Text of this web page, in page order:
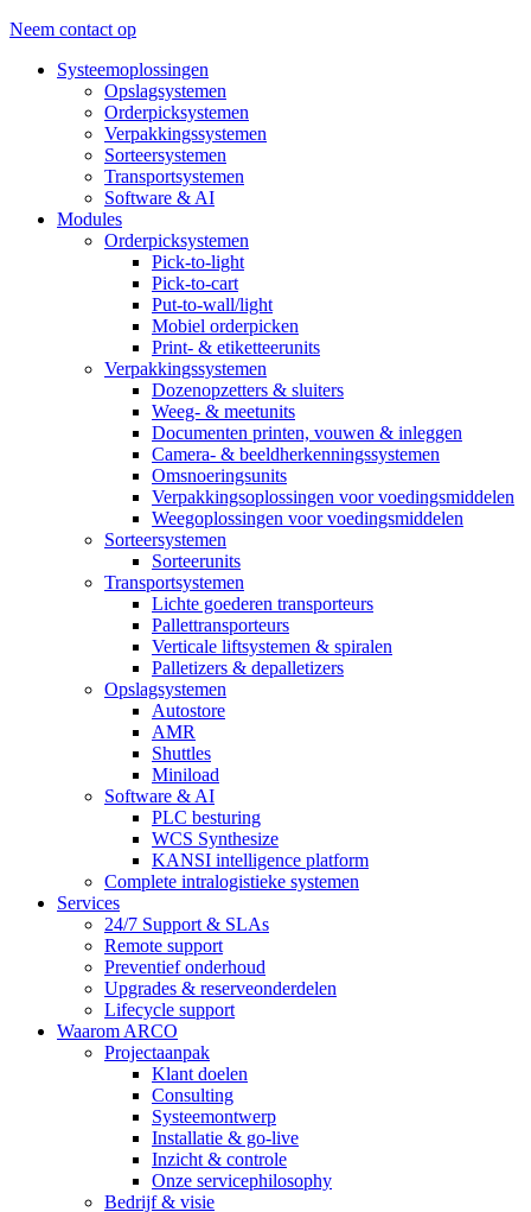
Neem contact op
Systeemoplossingen
Opslagsystemen
Orderpicksystemen
Verpakkingssystemen
Sorteersystemen
Transportsystemen
Software & AI
Modules
Orderpicksystemen
Pick-to-light
Pick-to-cart
Put-to-wall/light
Mobiel orderpicken
Print- & etiketteerunits
Verpakkingssystemen
Dozenopzetters & sluiters
Weeg- & meetunits
Documenten printen, vouwen & inleggen
Camera- & beeldherkenningssystemen
Omsnoeringsunits
Verpakkingsoplossingen voor voedingsmiddelen
Weegoplossingen voor voedingsmiddelen
Sorteersystemen
Sorteerunits
Transportsystemen
Lichte goederen transporteurs
Pallettransporteurs
Verticale liftsystemen & spiralen
Palletizers & depalletizers
Opslagsystemen
Autostore
AMR
Shuttles
Miniload
Software & AI
PLC besturing
WCS Synthesize
KANSI intelligence platform
Complete intralogistieke systemen
Services
24/7 Support & SLAs
Remote support
Preventief onderhoud
Upgrades & reserveonderdelen
Lifecycle support
Waarom ARCO
Projectaanpak
Klant doelen
Consulting
Systeemontwerp
Installatie & go-live
Inzicht & controle
Onze servicephilosophy
Bedrijf & visie